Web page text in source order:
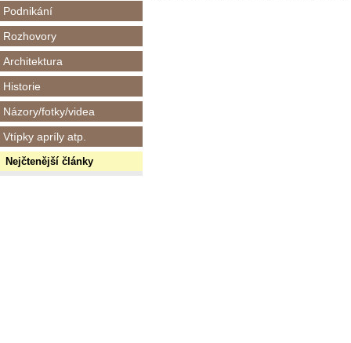
Podnikání
Rozhovory
Architektura
Historie
Názory/fotky/videa
Vtípky apríly atp.
Nejčtenější články